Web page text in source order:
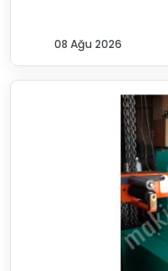
08 Ağu 2026